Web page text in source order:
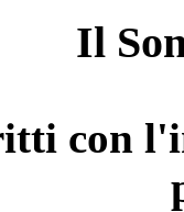
Il
con